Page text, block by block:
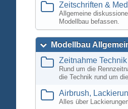
Zeitschriften &
Allgemeine
Modellbau befassen.
Modellbau
Zeitnahme
Rund um die
die Technik rund um
Airbrush,
Alles über